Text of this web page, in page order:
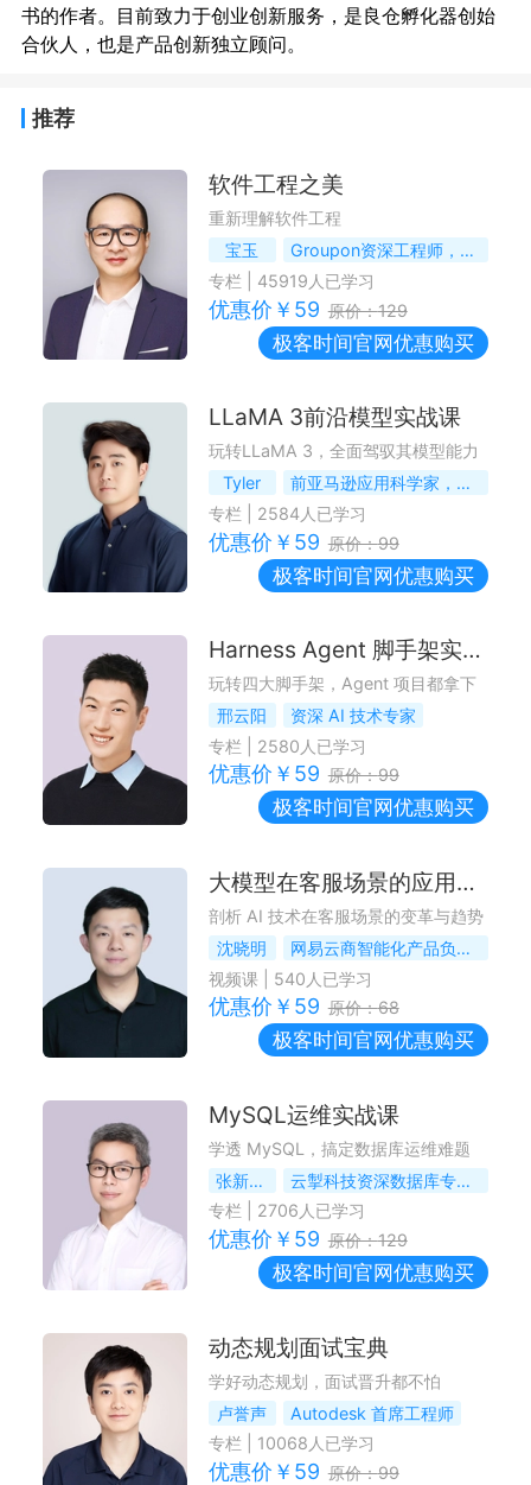
书的作者。目前致力于创业创新服务，是良仓孵化器创始
推荐
软件工程之美
重新理解软件工程
宝玉
Groupon资深工程师，微软最有价值专家
专栏
45919 人已学习
优惠价￥ 59 原价：129
极客时间官网优惠购买
LLaMA 3前沿模型实战课
玩转LLaMA 3，全面驾驭其模型能力
Tyler
前亚马逊应用科学家，头部大厂 AIGC 算法技术负责人
专栏
2584人已学习
优惠价￥ 59 原价：99
极客时间官网优惠购买
Harness Agent 脚手架实战课
玩转四大脚手架，Agent 项目都拿下
邢云阳
资深 AI 技术专家
专栏
2580 人已学习
优惠价￥ 59 原价：99
极客时间官网优惠购买
大模型在客服场景的应用实践
剖析 AI 技术在客服场景的变革与趋势
沈晓明
网易云商智能化产品负责人
视频课| 540 人已学习
优惠价￥ 59 原价：68
极客时间官网优惠购买
MySQL运维实战课
学透 MySQL，搞定数据库运维难题
张新铭（俊达）
云掣科技资深数据库专家，前淘宝网、支付宝数据库专家
专栏
2706人已学习
优惠价￥ 59 原价：129
极客时间官网优惠购买
动态规划面试宝典
学好动态规划，面试晋升都不怕
卢誉声
Autodesk 首席工程师
专栏
10068 人已学习
优惠价￥ 59 原价：99